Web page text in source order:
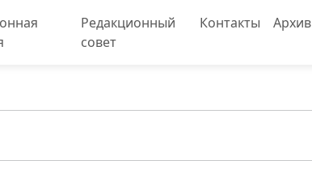
Редакционный
совет
Контакты Архив